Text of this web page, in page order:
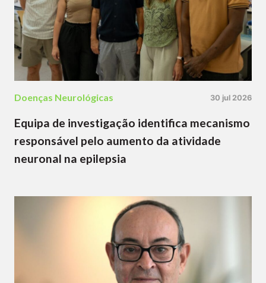
Doenças Neurológicas 30 jul 2026
Equipa de investigação identifica mecanismo
responsável pelo aumento da atividade
neuronal na epilepsia